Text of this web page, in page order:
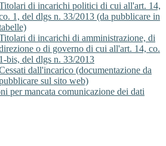
di incarichi politici di cui all'art. 14,
1, del dlgs n. 33/2013 (da pubblicare in
di incarichi di amministrazione, di
o di governo di cui all'art. 14, co.
1-bis, del dlgs n. 33/2013
dall'incarico (documentazione da
sul sito web)
per mancata comunicazione dei dati